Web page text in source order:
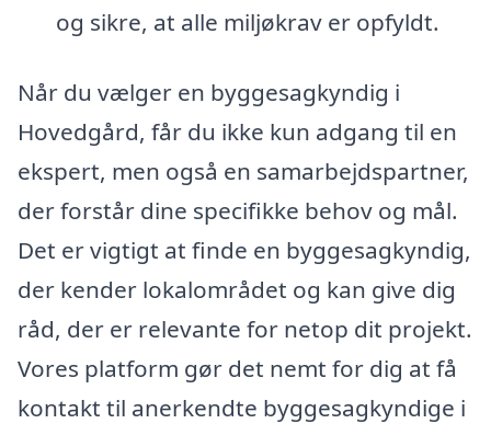
og sikre, at alle miljøkrav er opfyldt.
Når du vælger en byggesagkyndig i
Hovedgård, får du ikke kun adgang til en
ekspert, men også en samarbejdspartner,
der forstår dine specifikke behov og mål.
Det er vigtigt at finde en byggesagkyndig,
der kender lokalområdet og kan give dig
råd, der er relevante for netop dit projekt.
Vores platform gør det nemt for dig at få
kontakt til anerkendte byggesagkyndige i